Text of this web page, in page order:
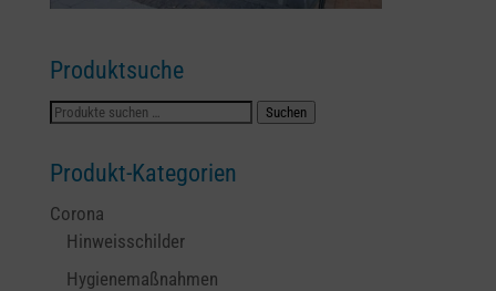
Produktsuche
Suchen
Suchen
Produkt-Kategorien
Corona
Hinweisschilder
Hygienemaßnahmen